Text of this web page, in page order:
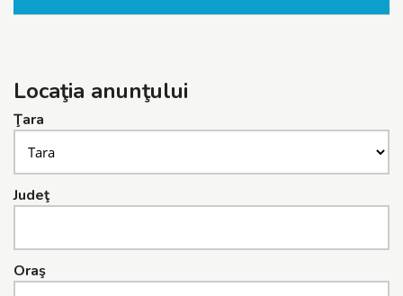
Locaţia anunţului
Ţara
Judeţ
Oraş